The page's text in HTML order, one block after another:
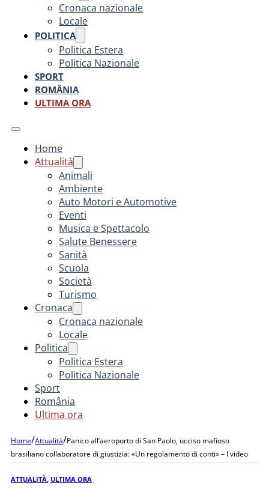
Cronaca nazionale
Locale
POLITICA
Politica Estera
Politica Nazionale
SPORT
ROMÂNIA
ULTIMA ORA
Home
Attualità
Animali
Ambiente
Auto Motori e Automotive
Eventi
Musica e Spettacolo
Salute Benessere
Sanità
Scuola
Società
Turismo
Cronaca
Cronaca nazionale
Locale
Politica
Politica Estera
Politica Nazionale
Sport
România
Ultima ora
Home/Attualità/Panico all’aeroporto di San Paolo, ucciso mafioso
brasiliano collaboratore di giustizia: «Un regolamento di conti» – I video
ATTUALITÀ ULTIMA ORA